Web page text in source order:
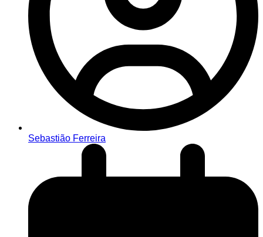
Sebastião Ferreira